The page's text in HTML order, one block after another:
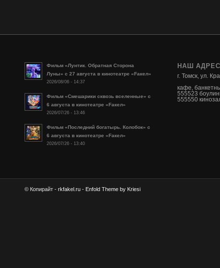
Фильм «Лунтик. Обратная Сторона
Луны» с 27 августа в кинотеатре «Fакел»
2026/08/06 - 14:37
Фильм «Смешарики сквозь вселенные» с
6 августа в кинотеатре «Fакел»
2026/07/26 - 13:46
Фильм «Последний богатырь. Колобок» с
6 августа в кинотеатре «Fакел»
2026/07/26 - 13:40
НАШ АДРЕС
г. Томск, ул.
кафе,
555523
555550
© Копирайт - rkfakel.ru - Enfold Theme by Kriesi